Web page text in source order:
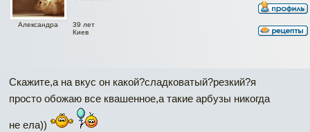
Александра
39 лет
Киев
Скажите,а на вкус он какой?сладковатый?резкий?я
просто обожаю все квашенное,а такие арбузы никогда
не ела))